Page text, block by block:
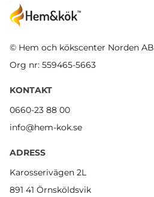
© Hem och kökscenter Norden AB
Org nr: 559465-5663
KONTAKT
0660-23 88 00
info@hem-kok.se
ADRESS
Karosserivägen 2L
891 41 Örnsköldsvik